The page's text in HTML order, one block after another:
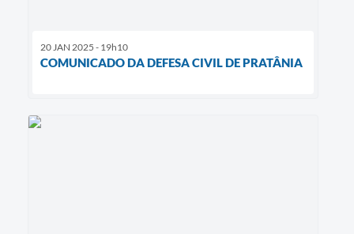
20 JAN 2025 - 19h10
COMUNICADO DA DEFESA CIVIL DE PRATÂNIA